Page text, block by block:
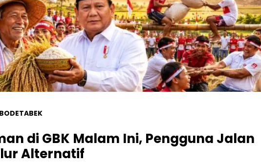
di GBK Malam Ini, Pengguna Jalan
Alternatif